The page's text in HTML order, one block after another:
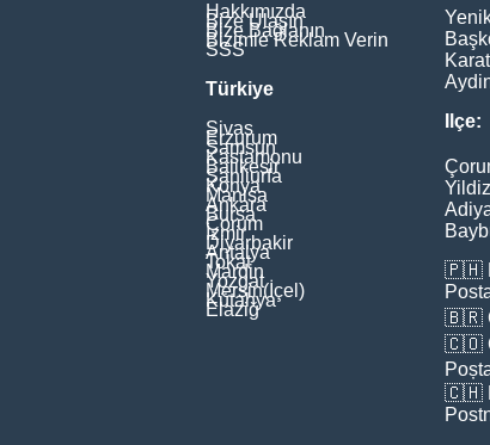
Hakkımızda
Bize Ulaşın
Bize Bağlanın
Bizimle Reklam Verin
SSS
Türkiye
Sivas
Erzurum
Samsun
Kastamonu
Balikesir
Şanliurfa
Konya
Manisa
Ankara
Bursa
Çorum
İzmir
Diyarbakir
Antalya
Tokat
Mardin
Yozgat
Mersin(İçel)
Kütahya
Elaziğ
Ilçe:
🇵🇭
🇧🇷
🇨🇴
🇨🇭